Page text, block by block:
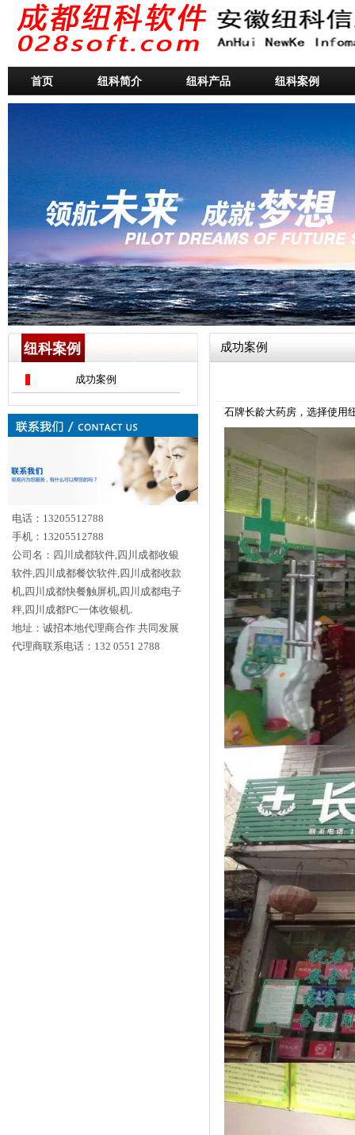
首页 纽科简介 纽科产品 纽科案例
纽科案例
成功案例
电话：13205512788
手机：13205512788
公司名：四川成都软件,四川成都收银
软件,四川成都餐饮软件,四川成都收款
机,四川成都快餐触屏机,四川成都电子
秤,四川成都PC一体收银机.
地址：诚招本地代理商合作 共同发展
代理商联系电话：132 0551 2788
成功案例
石牌长龄大药房，选择使用